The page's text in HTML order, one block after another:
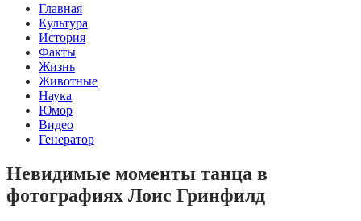
Главная
Культура
История
Факты
Жизнь
Животные
Наука
Юмор
Видео
Генератор
Невидимые моменты танца в
фотографиях Лоис Гринфилд